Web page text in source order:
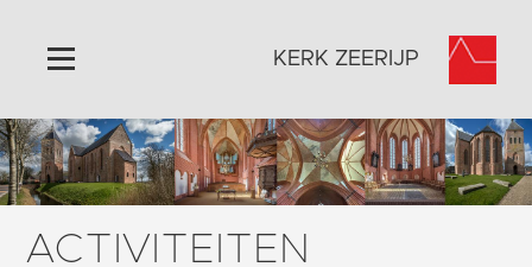
Home
Algemeen
Historie
KERK ZEERIJP
ACTIVITEITEN